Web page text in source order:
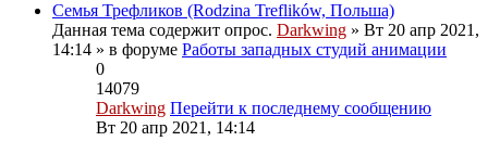
Семья Трефликов (Rodzina Treflików, Польша)
Данная тема содержит опрос. Darkwing » Вт 20 апр 2021,
14:14 » в форуме Работы западных студий анимации
0
14079
Darkwing Перейти к последнему сообщению
Вт 20 апр 2021, 14:14